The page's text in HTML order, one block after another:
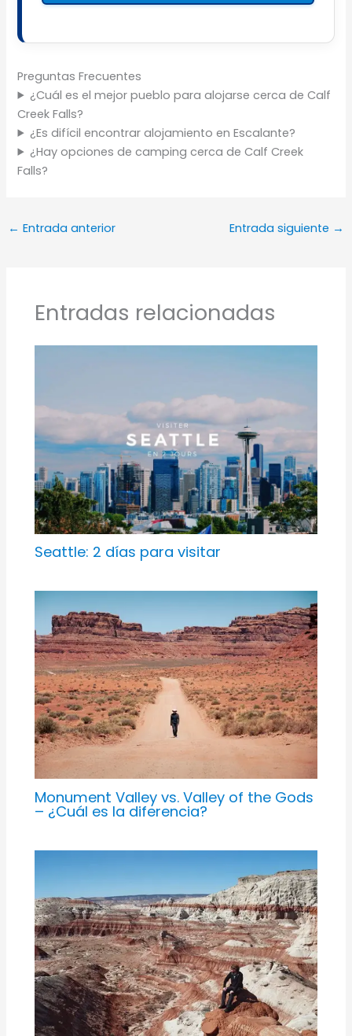
Preguntas Frecuentes
¿Cuál es el mejor pueblo para alojarse cerca de Calf
Creek Falls?
¿Es difícil encontrar alojamiento en Escalante?
¿Hay opciones de camping cerca de Calf Creek
Falls?
← Entrada anterior Entrada siguiente →
Entradas relacionadas
Seattle: 2 días para visitar
Monument Valley vs. Valley of the Gods
– ¿Cuál es la diferencia?